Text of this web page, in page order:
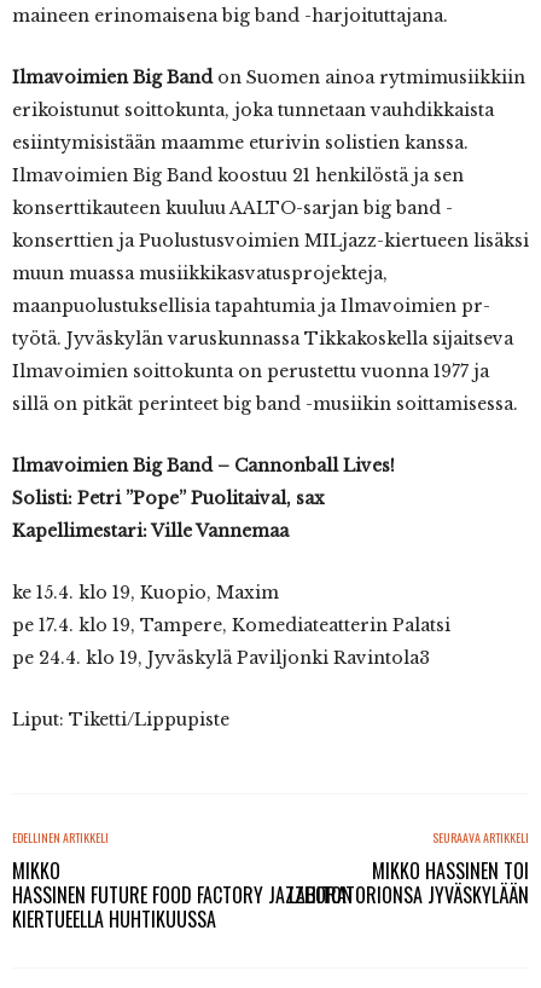
maineen erinomaisena big band -harjoituttajana.
Ilmavoimien Big Band on Suomen ainoa rytmimusiikkiin
erikoistunut soittokunta, joka tunnetaan vauhdikkaista
esiintymisistään maamme eturivin solistien kanssa.
Ilmavoimien Big Band koostuu 21 henkilöstä ja sen
konserttikauteen kuuluu AALTO-sarjan big band -
konserttien ja Puolustusvoimien MILjazz-kiertueen lisäksi
muun muassa musiikkikasvatusprojekteja,
maanpuolustuksellisia tapahtumia ja Ilmavoimien pr-
työtä. Jyväskylän varuskunnassa Tikkakoskella sijaitseva
Ilmavoimien soittokunta on perustettu vuonna 1977 ja
sillä on pitkät perinteet big band -musiikin soittamisessa.
Ilmavoimien Big Band – Cannonball Lives!
Solisti: Petri ”Pope” Puolitaival, sax
Kapellimestari: Ville Vannemaa
ke 15.4. klo 19, Kuopio, Maxim
pe 17.4. klo 19, Tampere, Komediateatterin Palatsi
pe 24.4. klo 19, Jyväskylä Paviljonki Ravintola3
Liput: Tiketti/Lippupiste
EDELLINEN ARTIKKELI
MIKKO
HASSINEN FUTURE FOOD FACTORY JAZZLIITON
KIERTUEELLA HUHTIKUUSSA
SEURAAVA ARTIKKELI
MIKKO HASSINEN TOI
LABORATORIONSA JYVÄSKYLÄÄN